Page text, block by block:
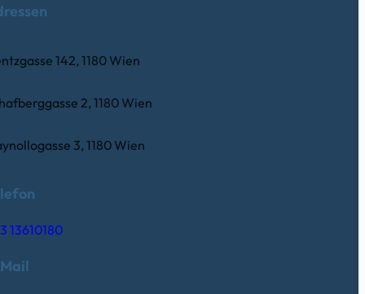
142, 1180 Wien
2, 1180 Wien
3, 1180 Wien
13610180